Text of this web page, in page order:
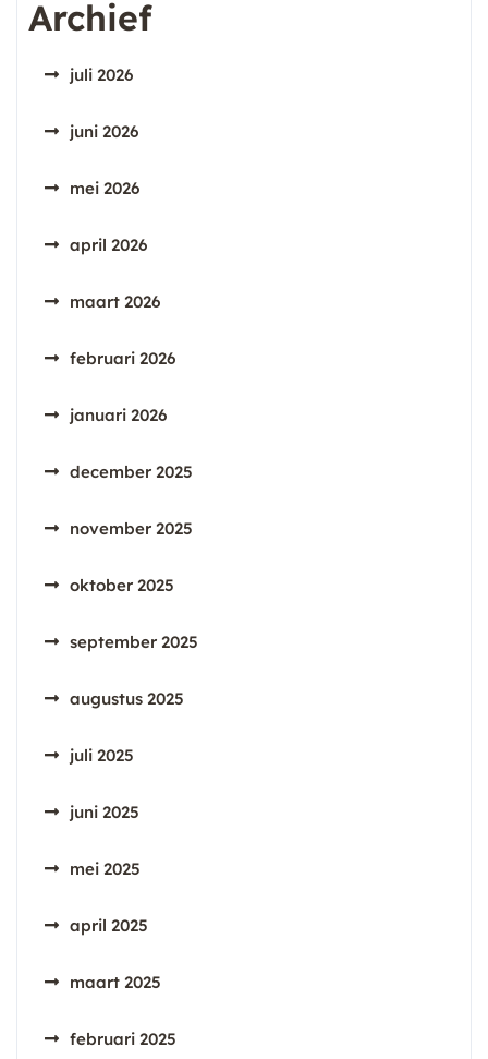
Archief
juli 2026
juni 2026
mei 2026
april 2026
maart 2026
februari 2026
januari 2026
december 2025
november 2025
oktober 2025
september 2025
augustus 2025
juli 2025
juni 2025
mei 2025
april 2025
maart 2025
februari 2025